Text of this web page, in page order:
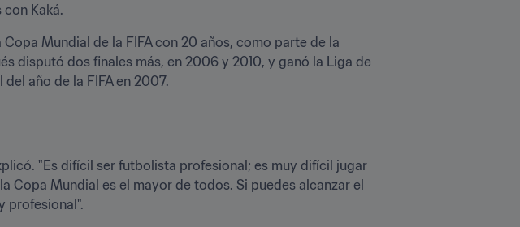
Kaká.
Mundial de la FIFA con 20 años, como parte de la
disputó dos finales más, en 2006 y 2010, y ganó la Liga de
año de la FIFA en 2007.
"Es difícil ser futbolista profesional; es muy difícil jugar
Copa Mundial es el mayor de todos. Si puedes alcanzar el
profesional".